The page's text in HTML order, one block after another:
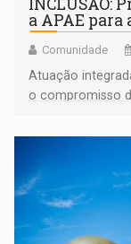
INCLUSÃO:
a APAE para
Comunidade
Atuação
o compromisso